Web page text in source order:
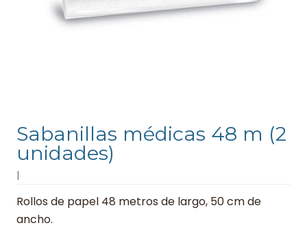
Sabanillas médicas 48 m (2
unidades)
|
Rollos de papel 48 metros de largo, 50 cm de
ancho.